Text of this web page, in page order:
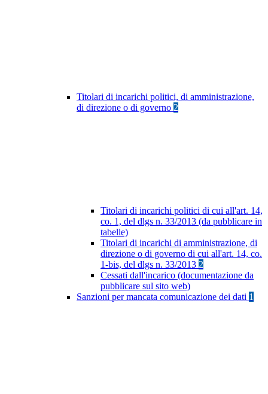
Titolari di incarichi politici, di amministrazione,
di direzione o di governo 2
Titolari di incarichi politici di cui all'art. 14,
co. 1, del dlgs n. 33/2013 (da pubblicare in
tabelle)
Titolari di incarichi di amministrazione, di
direzione o di governo di cui all'art. 14, co.
1-bis, del dlgs n. 33/2013 2
Cessati dall'incarico (documentazione da
pubblicare sul sito web)
Sanzioni per mancata comunicazione dei dati 1